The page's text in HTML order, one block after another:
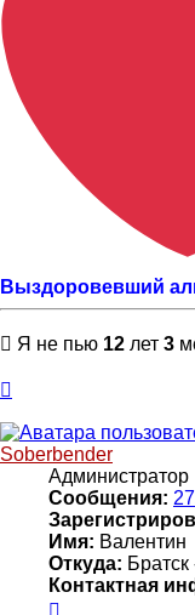
Выздоровевший
Я не пью 12 лет 3
началу
Soberbender
Администратор
Сообщения:
Имя: Валентин
Откуда:
Контактная